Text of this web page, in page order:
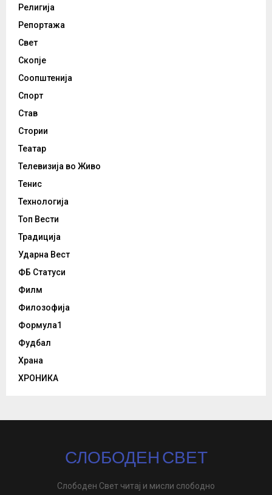
Религија
Репортажа
Свет
Скопје
Соопштенија
Спорт
Став
Стории
Театар
Телевизија во Живо
Тенис
Технологија
Топ Вести
Традиција
Ударна Вест
ФБ Статуси
Филм
Филозофија
Формула1
Фудбал
Храна
ХРОНИКА
СЛОБОДЕН СВЕТ
Слободен Свет читај и мисли слободно